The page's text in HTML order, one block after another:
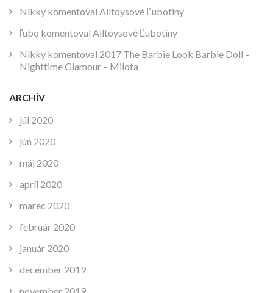
Nikky komentoval Alltoysové Ľubotiny
ľubo komentoval Alltoysové Ľubotiny
Nikky komentoval 2017 The Barbie Look Barbie Doll –
Nighttime Glamour – Milota
ARCHÍV
júl 2020
jún 2020
máj 2020
apríl 2020
marec 2020
február 2020
január 2020
december 2019